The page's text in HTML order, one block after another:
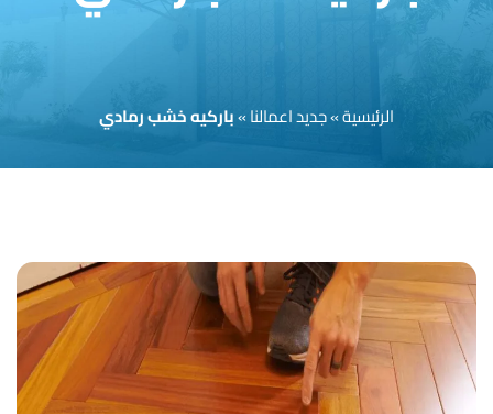
الرئيسية»جديد اعمالنا»باركيه خشب رمادي